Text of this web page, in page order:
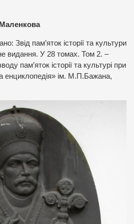
Звід пам’яток історії та культури
видання. У 28 томах. Том 2. –
пам’яток історії та культурі при
енциклопедія» ім. М.П.Бажана,